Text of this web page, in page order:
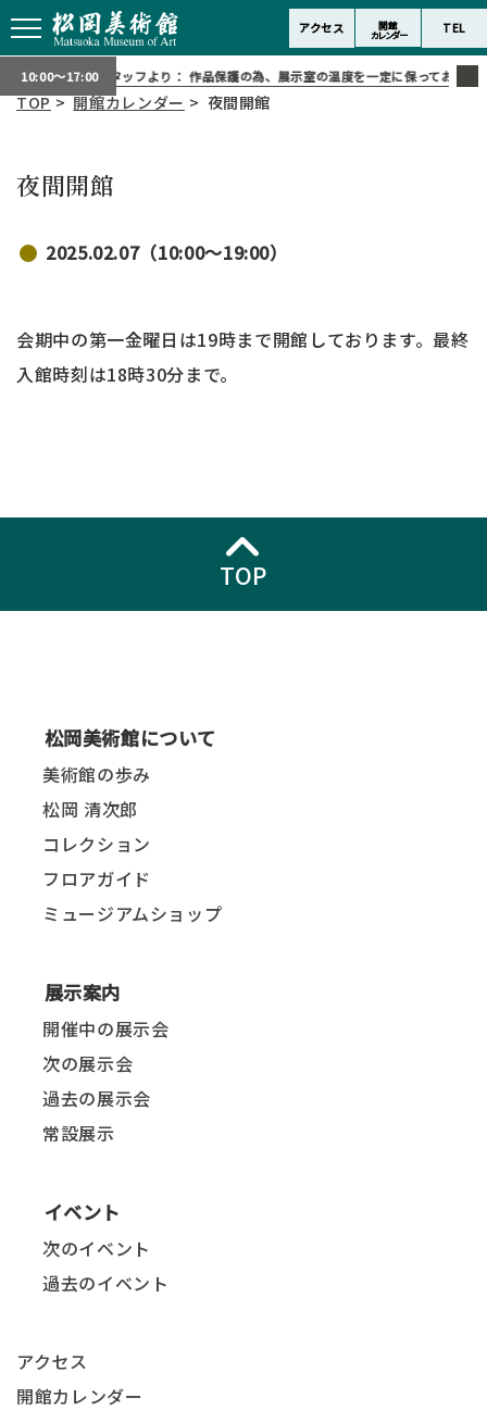
アクセス 開館
カレンダー TEL
10:00～17:00スタッフより：作品保護の為、展示室の温度を一定に保っておりま
TOP>開館カレンダー > 夜間開館
夜間開館
2025.02.07（10:00〜19:00）
会期中の第一金曜日は19時まで開館しております。最終
入館時刻は18時30分まで。
TOP
松岡美術館について
美術館の歩み
松岡 清次郎
コレクション
フロアガイド
ミュージアムショップ
展示案内
開催中の展示会
次の展示会
過去の展示会
常設展示
イベント
次のイベント
過去のイベント
アクセス
開館カレンダー